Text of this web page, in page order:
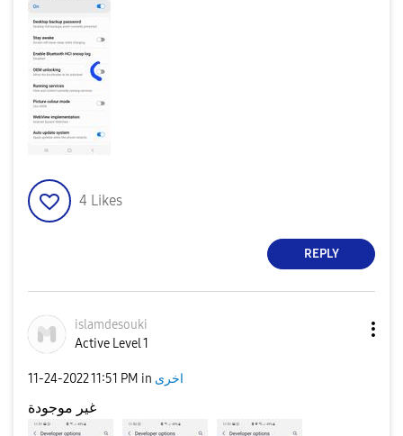
4 Likes
REPLY
islamdesouki
Active Level 1
‎11-24-202211:51 PM in اخرى
غير موجودة